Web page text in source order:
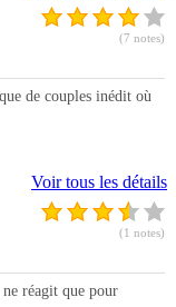
(7 notes)
de couples inédit où
Voir tous les détails
(1 notes)
réagit que pour